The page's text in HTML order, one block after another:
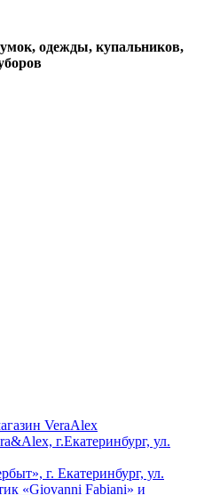
одежды, купальников,
VeraAlex
г.Екатеринбург, ул.
г. Екатеринбург, ул.
«Giovanni Fabiani» и